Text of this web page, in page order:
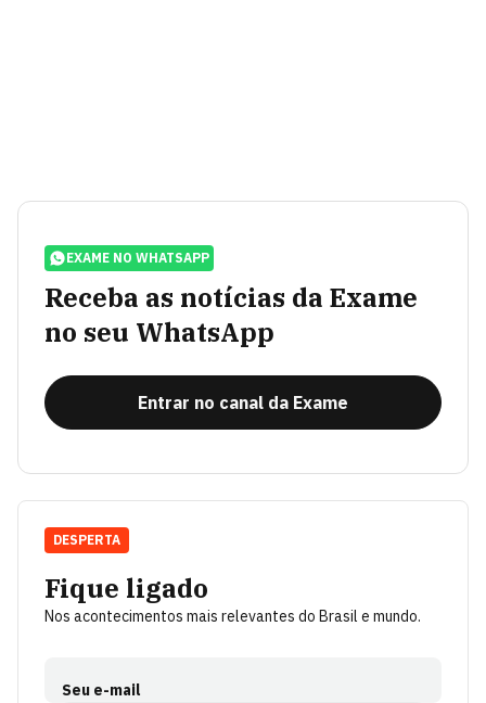
EXAME NO WHATSAPP
Receba as notícias da Exame
no seu WhatsApp
Entrar no canal da Exame
Fique ligado
Nos acontecimentos mais relevantes do Brasil e mundo.
Seu e-mail
DESPERTA